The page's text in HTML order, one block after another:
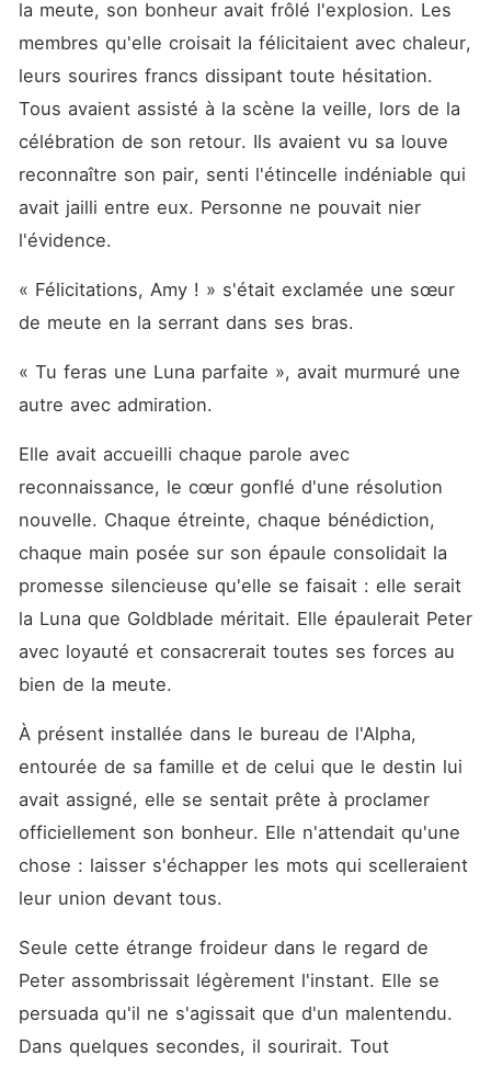
la meute, son bonheur avait frôlé l'explosion. Les
membres qu'elle croisait la félicitaient avec chaleur,
leurs sourires francs dissipant toute hésitation.
Tous avaient assisté à la scène la veille, lors de la
célébration de son retour. Ils avaient vu sa louve
reconnaître son pair, senti l'étincelle indéniable qui
avait jailli entre eux. Personne ne pouvait nier
l'évidence.
« Félicitations, Amy ! » s'était exclamée une sœur
de meute en la serrant dans ses bras.
« Tu feras une Luna parfaite », avait murmuré une
autre avec admiration.
Elle avait accueilli chaque parole avec
reconnaissance, le cœur gonflé d'une résolution
nouvelle. Chaque étreinte, chaque bénédiction,
chaque main posée sur son épaule consolidait la
promesse silencieuse qu'elle se faisait : elle serait
la Luna que Goldblade méritait. Elle épaulerait Peter
avec loyauté et consacrerait toutes ses forces au
bien de la meute.
À présent installée dans le bureau de l'Alpha,
entourée de sa famille et de celui que le destin lui
avait assigné, elle se sentait prête à proclamer
officiellement son bonheur. Elle n'attendait qu'une
chose : laisser s'échapper les mots qui scelleraient
leur union devant tous.
Seule cette étrange froideur dans le regard de
Peter assombrissait légèrement l'instant. Elle se
persuada qu'il ne s'agissait que d'un malentendu.
Dans quelques secondes, il sourirait. Tout